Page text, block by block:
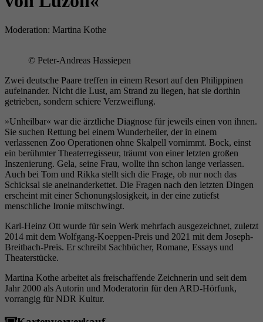
Moderation: Martina Kothe
© Peter-Andreas Hassiepen
Zwei deutsche Paare treffen in einem Resort auf den Philippinen
aufeinander. Nicht die Lust, am Strand zu liegen, hat sie dorthin
getrieben, sondern schiere Verzweiflung.
»Unheilbar« war die ärztliche Diagnose für jeweils einen von ihnen.
Sie suchen Rettung bei einem Wunderheiler, der in einem
verlassenen Zoo Operationen ohne Skalpell vornimmt. Bock, einst
ein berühmter Theaterregisseur, träumt von einer letzten großen
Inszenierung. Gela, seine Frau, wollte ihn schon lange verlassen.
Auch bei Tom und Rikka stellt sich die Frage, ob nur noch das
Schicksal sie aneinanderkettet. Die Fragen nach den letzten Dingen
erscheint mit einer Schonungslosigkeit, in der eine zutiefst
menschliche Ironie mitschwingt.
Karl-Heinz Ott wurde für sein Werk mehrfach ausgezeichnet, zuletzt
2014 mit dem Wolfgang-Koeppen-Preis und 2021 mit dem Joseph-
Breitbach-Preis. Er schreibt Sachbücher, Romane, Essays und
Theaterstücke.
Martina Kothe arbeitet als freischaffende Zeichnerin und seit dem
Jahr 2000 als Autorin und Moderatorin für den ARD-Hörfunk,
vorrangig für NDR Kultur.
Besucher-ID.
Anbieter literaturhaus-hannover.de
Laufzeit 30 Minuten
Zweck
Kurzzeitiger Cookie, der verwendet wird, um
Daten für den Besuch vorübergehend zu
speichern.
Anbieter literaturhaus-hannover.de
Wird verwendet, um die
Zuordnungsinformationen des Empfehlers zu
speichern, der ursprünglich zum Besuch der